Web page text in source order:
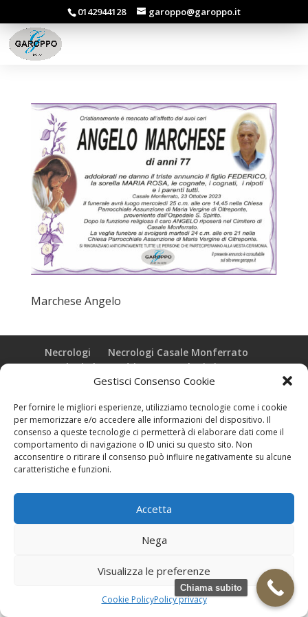
Gestisci Consenso Cookie
Per fornire le migliori esperienze, utilizziamo tecnologie come i cookie
per memorizzare e/o accedere alle informazioni del dispositivo. Il
consenso a queste tecnologie ci permetterà di elaborare dati come il
comportamento di navigazione o ID unici su questo sito. Non
acconsentire o ritirare il consenso può influire negativamente su alcune
caratteristiche e funzioni.
Accetta
Nega
Visualizza le preferenze
Cookie PolicyPolicy privacy
0142944128 garoppo@garoppo.it
Marchese Angelo
Necrologi
Necrologi Casale Monferrato
Necrologi Alessandria
Necrologi Piemonte
Realizzazione grafica e Copyright © zeropensieri local web -
Casale Monferrato info@zeropensieri-cloud
Chiama subito